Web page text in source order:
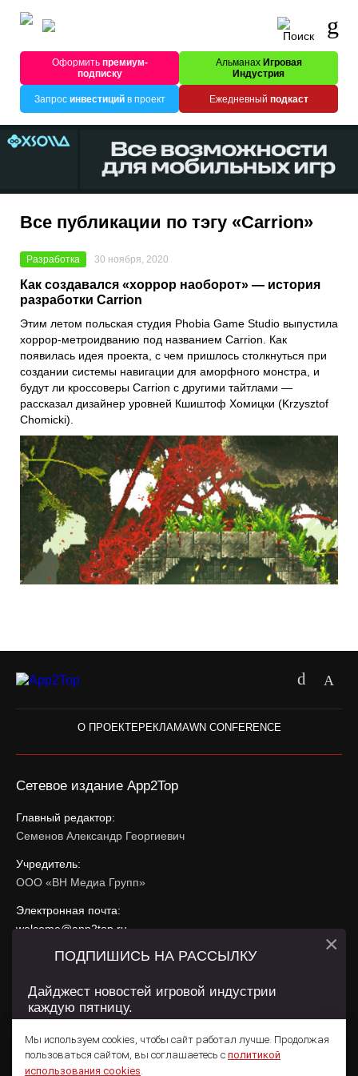
Оформитьпремиум-
подписку
Альманах Игровая
Индустрия
Запрос инвестицийв проект Ежедневный подкаст
Все публикации по тэгу «Carrion»
Разработка 30 ноября, 2020
Как создавался «хоррор наоборот» — история
разработки Carrion
Этим летом польская студия Phobia Game Studio выпустила
хоррор-метроидванию под названием Carrion . Как
появилась идея проекта, с чем пришлось столкнуться при
создании системы навигации для аморфного монстра, и
будут ли кроссоверы Carrion с другими тайтлами —
рассказал дизайнер уровней Кшиштоф Хомицки (Krzysztof
Chomicki).
О ПРОЕКТЕРЕКЛАМАWN CONFERENCE
Сетевое издание App2Top
Главный редактор:
Семенов Александр Георгиевич
Учредитель:
ООО «ВН Медиа Групп»
Электронная почта:
welcome@app2top.ru
При использовании материалов активная ссылка на
Сайт использует IP адреса, cookie, данные геолокации
использования содержатся вПолитике конфиденциальностии
Пользовательском соглашении .
Мы используем cookies, чтобы сайт работал лучше. Продолжая
пользоваться сайтом, вы соглашаетесь с политикой
использования cookies.
ПОДПИШИСЬ НА РАССЫЛКУ
Дайджест новостей игровой индустрии
каждую пятницу.
×